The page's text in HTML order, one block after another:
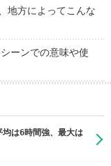
地方によってこんな
ーンでの意味や使
は6時間強、最大は